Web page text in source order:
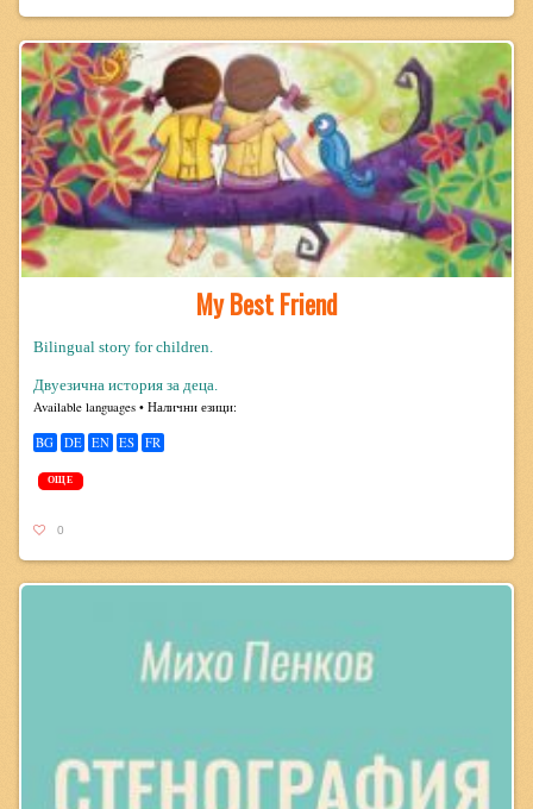
My Best Friend
Bilingual story for children.
Двуезична история за деца.
Avail­able lan­guages • Налични езици:
BG DE EN ES FR
ОЩЕ
0